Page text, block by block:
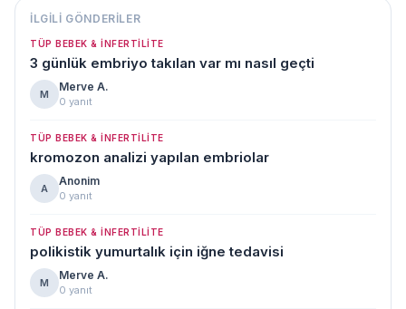
İLGILI GÖNDERILER
TÜP BEBEK & İNFERTILITE
3 günlük embriyo takılan var mı nasıl geçti
M
Merve A.
0 yanıt
TÜP BEBEK & İNFERTILITE
kromozon analizi yapılan embriolar
A
Anonim
0 yanıt
TÜP BEBEK & İNFERTILITE
polikistik yumurtalık için iğne tedavisi
M
Merve A.
0 yanıt